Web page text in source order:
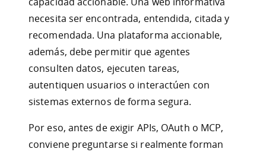
necesita ser encontrada, entendida, citada y
recomendada. Una plataforma accionable,
además, debe permitir que agentes
consulten datos, ejecuten tareas,
autentiquen usuarios o interactúen con
sistemas externos de forma segura.
Por eso, antes de exigir APIs, OAuth o MCP,
conviene preguntarse si realmente forman